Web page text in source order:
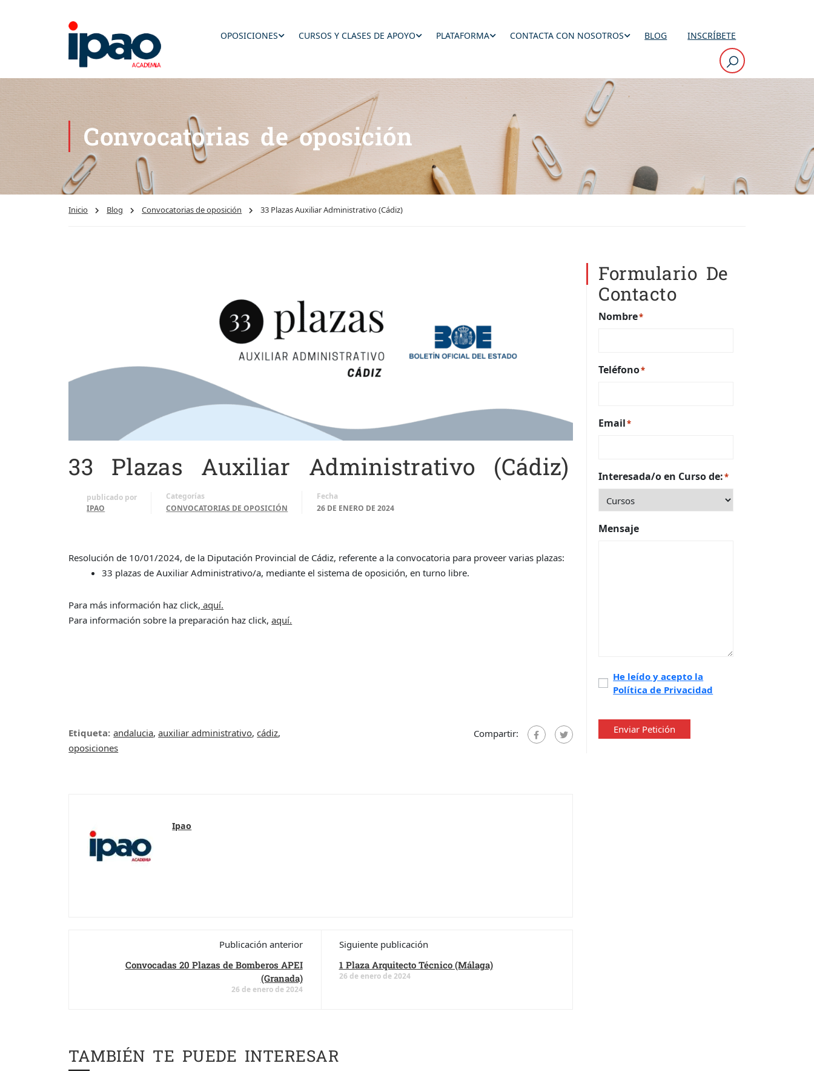
OPOSICIONES CURSOS Y CLASES DE APOYO PLATAFORMA CONTACTA CON NOSOTROS BLOG INSCRÍBETE
Convocatorias de oposición
Inicio Blog Convocatorias de oposición 33 Plazas Auxiliar Administrativo (Cádiz)
33 Plazas Auxiliar Administrativo (Cádiz)
publicado por
IPAO
Categorías
CONVOCATORIAS DE OPOSICIÓN
Fecha
26 DE ENERO DE 2024
Resolución de 10/01/2024, de la Diputación Provincial de Cádiz, referente a la convocatoria para proveer varias plazas:
33 plazas de Auxiliar Administrativo/a, mediante el sistema de oposición, en turno libre.
Para más información haz click, aquí.
Para información sobre la preparación haz click,aquí.
Etiqueta: andalucia,auxiliar administrativo,cádiz,
oposiciones
Compartir:
Ipao
Publicación anterior
Convocadas 20 Plazas de Bomberos APEI
(Granada)
26 de enero de 2024
Siguiente publicación
1 Plaza Arquitecto Técnico (Málaga)
26 de enero de 2024
TAMBIÉN TE PUEDE INTERESAR
Formulario De
Contacto
Nombre*
Teléfono*
Email*
Interesada/o en Curso de:*
Mensaje
Política
de
He leído y acepto la
Política de Privacidad
Enviar Petición